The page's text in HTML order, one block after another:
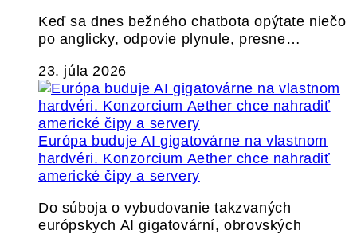
Keď sa dnes bežného chatbota opýtate niečo
po anglicky, odpovie plynule, presne…
23. júla 2026
Európa buduje AI gigatovárne na vlastnom
hardvéri. Konzorcium Aether chce nahradiť
americké čipy a servery
Do súboja o vybudovanie takzvaných
európskych AI gigatovární, obrovských